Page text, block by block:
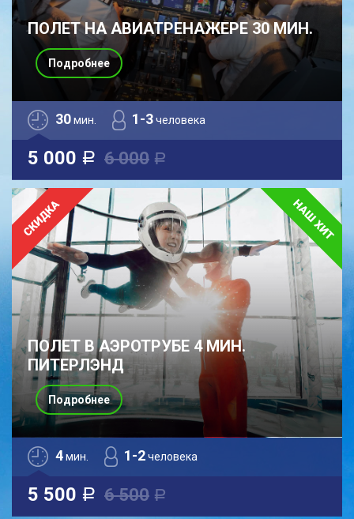
ПОЛЕТ НА АВИАТРЕНАЖЕРЕ 30 МИН.
30мин. 1-3человека
5 000 a 6 000 a
Подробнее
ПОЛЕТ В АЭРОТРУБЕ 4 МИН.
ПИТЕРЛЭНД
4мин. 1-2человека
5 500 a 6 500 a
Подробнее